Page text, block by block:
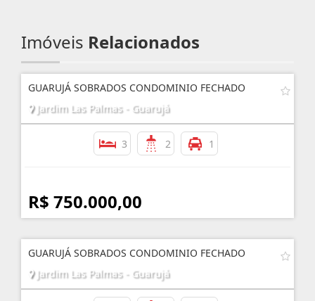
Imóveis Relacionados
GUARUJÁ SOBRADOS CONDOMINIO FECHADO
Jardim Las Palmas - Guarujá
3 2 1
R$ 750.000,00
GUARUJÁ SOBRADOS CONDOMINIO FECHADO
Jardim Las Palmas - Guarujá